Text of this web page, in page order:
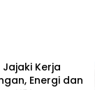
Kerja
Energi dan